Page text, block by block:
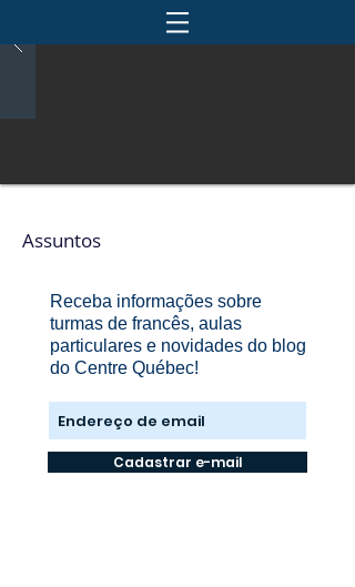
Assuntos
Receba informações sobre
turmas de francês, aulas
particulares e novidades do blog
do Centre Québec!
Cadastrar e-mail